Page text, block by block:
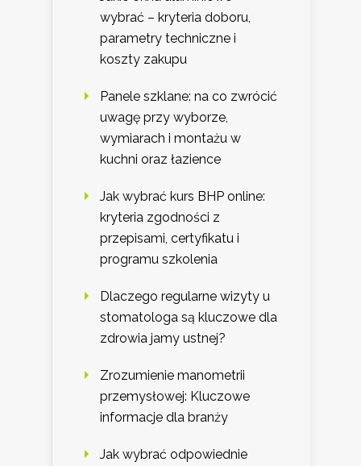
wybrać – kryteria doboru,
parametry techniczne i
koszty zakupu
Panele szklane: na co zwrócić
uwagę przy wyborze,
wymiarach i montażu w
kuchni oraz łazience
Jak wybrać kurs BHP online:
kryteria zgodności z
przepisami, certyfikatu i
programu szkolenia
Dlaczego regularne wizyty u
stomatologa są kluczowe dla
zdrowia jamy ustnej?
Zrozumienie manometrii
przemysłowej: Kluczowe
informacje dla branży
Jak wybrać odpowiednie